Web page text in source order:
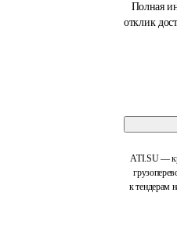
Полная
отклик
ATI.SU —
к тендерам